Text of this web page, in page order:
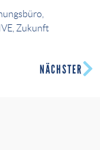
Zukunft
NÄCHSTER